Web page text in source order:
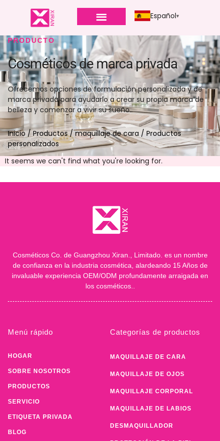
Español
PRODUCTO
Cosméticos de marca privada
Ofrecemos opciones de formulación personalizada y de
marca privada para ayudarlo a crear su propia marca de
belleza y comenzar a vivir su sueño..
Inicio/ Productos/maquillaje de cara / Productos
personalizados
It seems we can't find what you're looking for.
Cosméticos Co. de Guangzhou Xiran., Limitado. es un nombre
de confianza en la industria cosmética, alardeando 15 Años de
invaluable experiencia OEM/ODM profundamente arraigada en
los cosméticos..
Menú rápido
HOGAR
SOBRE NOSOTROS
PRODUCTOS
SERVICIO
ETIQUETA PRIVADA
BLOG
Categorías de productos
MAQUILLAJE DE CARA
MAQUILLAJE DE OJOS
MAQUILLAJE CORPORAL
MAQUILLAJE DE LABIOS
DESMAQUILLADOR